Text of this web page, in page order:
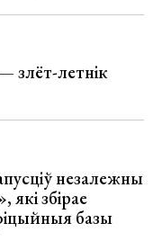
злёт-летнік
незалежны
які збірае
базы